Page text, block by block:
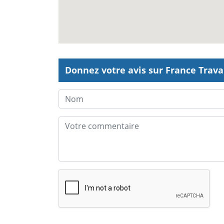
Donnez votre avis sur France